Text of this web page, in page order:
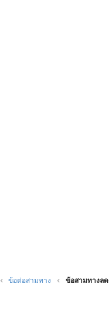
ข้อต่อสามทาง ข้อสามทางล